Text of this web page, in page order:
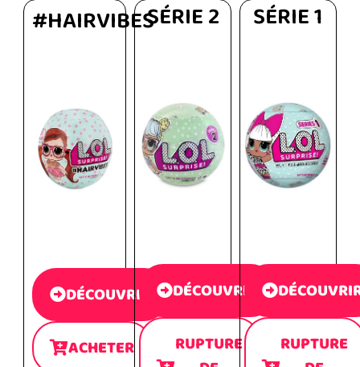
#HAIRVIBES
DÉCOUVRIR
ACHETER
SÉRIE 2
DÉCOUVRIR
RUPTURE
SÉRIE 1
RUPTURE